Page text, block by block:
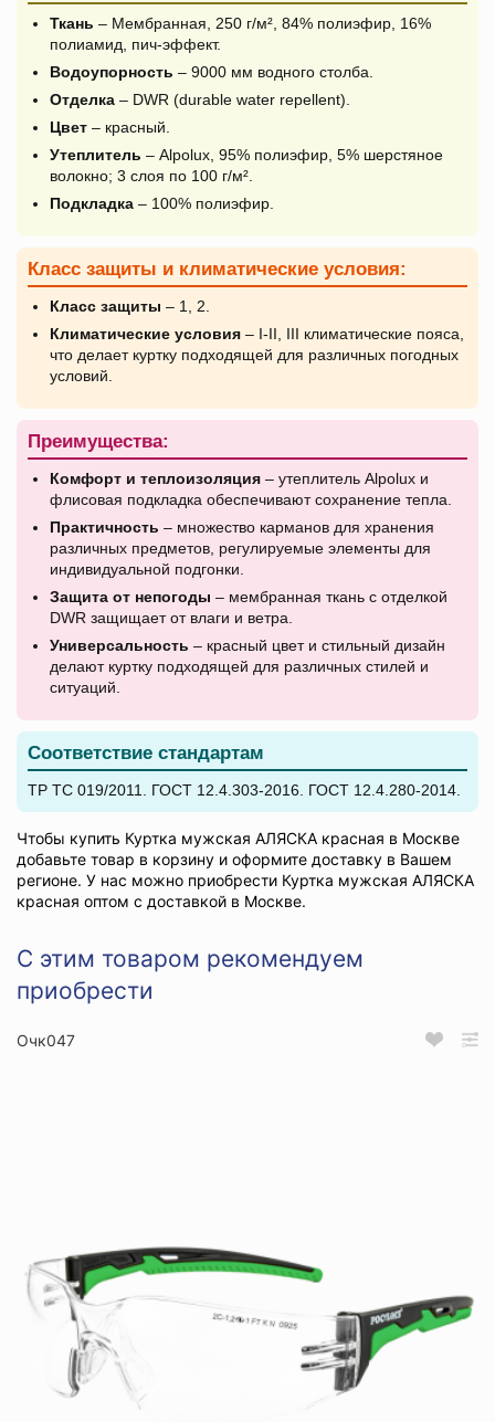
Ткань – Мембранная, 250 г/м², 84% полиэфир, 16%
полиамид, пич-эффект.
Водоупорность – 9000 мм водного столба.
Отделка – DWR (durable water repellent).
Цвет – красный.
Утеплитель – Alpolux, 95% полиэфир, 5% шерстяное
волокно; 3 слоя по 100 г/м².
Подкладка – 100% полиэфир.
Класс защиты и климатические условия:
Класс защиты – 1, 2.
Климатические условия – I-II, III климатические пояса,
что делает куртку подходящей для различных погодных
условий.
Преимущества:
Комфорт и теплоизоляция – утеплитель Alpolux и
флисовая подкладка обеспечивают сохранение тепла.
Практичность – множество карманов для хранения
различных предметов, регулируемые элементы для
индивидуальной подгонки.
Защита от непогоды – мембранная ткань с отделкой
DWR защищает от влаги и ветра.
Универсальность – красный цвет и стильный дизайн
делают куртку подходящей для различных стилей и
ситуаций.
Соответствие стандартам
ТР ТС 019/2011. ГОСТ 12.4.303-2016. ГОСТ 12.4.280-2014.
Чтобы купить Куртка мужская АЛЯСКА красная в Москве
добавьте товар в корзину и оформите доставку в Вашем
регионе. У нас можно приобрести Куртка мужская АЛЯСКА
красная оптом с доставкой в Москве.
С этим товаром рекомендуем
приобрести
Очк047